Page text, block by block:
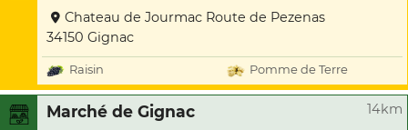
Chateau de Jourmac Route de Pezenas
34150 Gignac
Raisin Pomme de Terre
Marché de Gignac 14km